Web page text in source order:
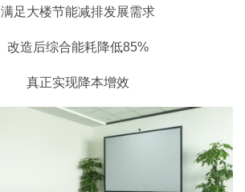
满足大楼节能减排发展需求
改造后综合能耗降低85%
真正实现降本增效